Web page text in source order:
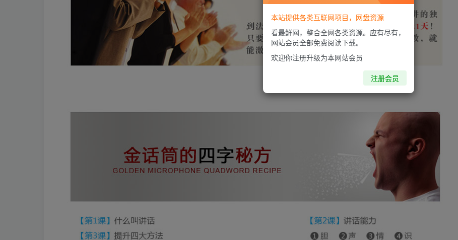
本站提供各类互联网项目，网盘资源
看最鲜网，整合全网各类资源。应有尽有，
网站会员全部免费阅读下载。
欢迎你注册升级为本网站会员
注册会员